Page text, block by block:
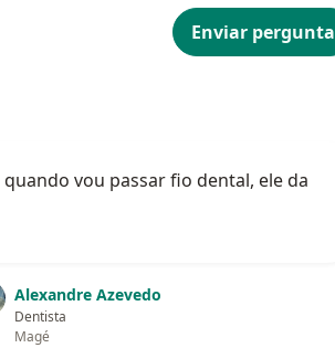
Enviar pergunta
vou passar fio dental, ele da
Alexandre Azevedo
Dentista
Magé